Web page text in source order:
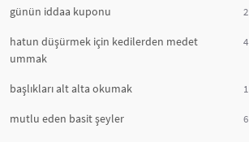
günün iddaa kuponu 2
hatun düşürmek için kedilerden medet
ummak
4
başlıkları alt alta okumak 1
mutlu eden basit şeyler 6